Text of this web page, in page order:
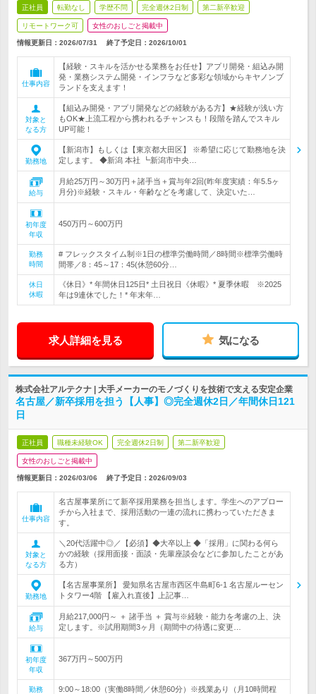
正社員 転勤なし 学歴不問 完全週休2日制 第二新卒歓迎
リモートワーク可 女性のおしごと掲載中
情報更新日：2026/07/31 終了予定日： 2026/10/01
仕事内容
【経験・スキルを活かせる業務をお任せ】アプリ開発・組込み開
発・業務システム開発・インフラなど多彩な領域からキヤノンブ
ランドを支えます！
対象と
なる方
【組込み開発・アプリ開発などの経験がある方】★経験が浅い方
もOK★上流工程から携われるチャンスも！段階を踏んでスキル
UP可能！
勤務地
【新潟市】もしくは【東京都大田区】 ※希望に応じて勤務地を決
定します。 ◆新潟 本社 ┗新潟市中央…
給与
月給25万円～30万円＋諸手当＋賞与年2回(昨年度実績：年5.5ヶ
月分)※経験・スキル・年齢などを考慮して、決定いた…
初年度
年収
450万円～600万円
勤務
時間
# フレックスタイム制※1日の標準労働時間／8時間※標準労働時
間帯／8：45～17：45(休憩60分…
休日
休暇
《休日》* 年間休日125日* 土日祝日《休暇》* 夏季休暇 ※2025
年は9連休でした！* 年末年…
求人詳細を見る 気になる
株式会社アルテクナ | 大手メーカーのモノづくりを技術で支える安定企業
名古屋／新卒採用を担う【人事】◎完全週休2日／年間休日121
日
正社員 職種未経験OK 完全週休2日制 第二新卒歓迎
女性のおしごと掲載中
情報更新日：2026/03/06 終了予定日： 2026/09/03
仕事内容
名古屋事業所にて新卒採用業務を担当します。学生へのアプロー
チから入社まで、採用活動の一連の流れに携わっていただきま
す。
対象と
なる方
＼20代活躍中◎／【必須】◆大卒以上 ◆「採用」に関わる何ら
かの経験（採用面接・面談・先輩座談会などに参加したことがあ
る方）
勤務地
【名古屋事業所】 愛知県名古屋市西区牛島町6-1 名古屋ルーセン
トタワー4階 【雇入れ直後】上記事…
給与
月給217,000円～ ＋ 諸手当 ＋ 賞与※経験・能力を考慮の上、決
定します。※試用期間3ヶ月（期間中の待遇に変更…
初年度
年収
367万円～500万円
勤務
9:00～18:00（実働8時間／休憩60分）※残業あり（月10時間程